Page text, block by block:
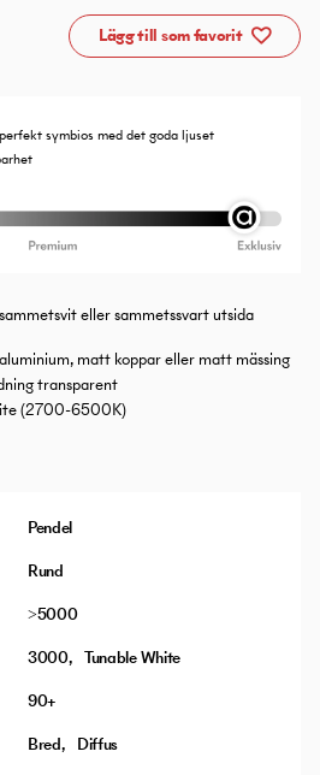
Lägg till som favorit
symbios med det goda ljuset
eller sammetssvart utsida
matt koppar eller matt mässing
transparent
(2700-6500K)
Pendel
Rund
>5000
3000
Tunable White
90+
Bred
Diffus